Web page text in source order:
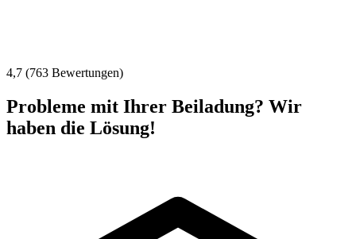
4,7 (763 Bewertungen)
Probleme mit Ihrer Beiladung? Wir
haben die Lösung!